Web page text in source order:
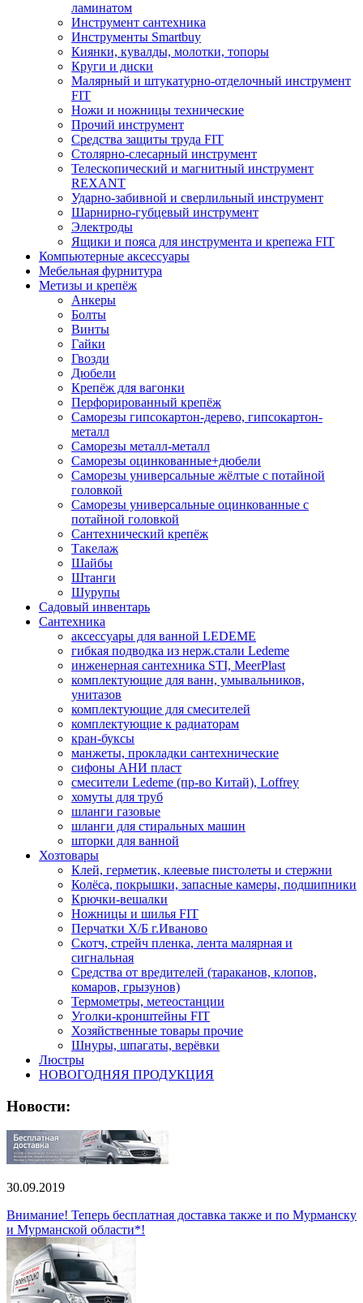
ламинатом
Инструмент сантехника
Инструменты Smartbuy
Киянки, кувалды, молотки, топоры
Круги и диски
Малярный и штукатурно-отделочный инструмент
FIT
Ножи и ножницы технические
Прочий инструмент
Средства защиты труда FIT
Столярно-слесарный инструмент
Телескопический и магнитный инструмент
REXANT
Ударно-забивной и сверлильный инструмент
Шарнирно-губцевый инструмент
Электроды
Ящики и пояса для инструмента и крепежа FIT
Компьютерные аксессуары
Мебельная фурнитура
Метизы и крепёж
Анкеры
Болты
Винты
Гайки
Гвозди
Дюбели
Крепёж для вагонки
Перфорированный крепёж
Саморезы гипсокартон-дерево, гипсокартон-
металл
Саморезы металл-металл
Саморезы оцинкованные+дюбели
Саморезы универсальные жёлтые с потайной
головкой
Саморезы универсальные оцинкованные с
потайной головкой
Сантехнический крепёж
Такелаж
Шайбы
Штанги
Шурупы
Садовый инвентарь
Сантехника
аксессуары для ванной LEDEME
гибкая подводка из нерж.стали Ledeme
инженерная сантехника STI, MeerPlast
комплектующие для ванн, умывальников,
унитазов
комплектующие для смесителей
комплектующие к радиаторам
кран-буксы
манжеты, прокладки сантехнические
сифоны АНИ пласт
смесители Ledeme (пр-во Китай), Loffrey
хомуты для труб
шланги газовые
шланги для стиральных машин
шторки для ванной
Хозтовары
Клей, герметик, клеевые пистолеты и стержни
Колёса, покрышки, запасные камеры, подшипники
Крючки-вешалки
Ножницы и шилья FIT
Перчатки Х/Б г.Иваново
Скотч, стрейч пленка, лента малярная и
сигнальная
Средства от вредителей (тараканов, клопов,
комаров, грызунов)
Термометры, метеостанции
Уголки-кронштейны FIT
Хозяйственные товары прочие
Шнуры, шпагаты, верёвки
Люстры
НОВОГОДНЯЯ ПРОДУКЦИЯ
Новости:
30.09.2019
Внимание! Теперь бесплатная доставка также и по Мурманску
и Мурманской области*!